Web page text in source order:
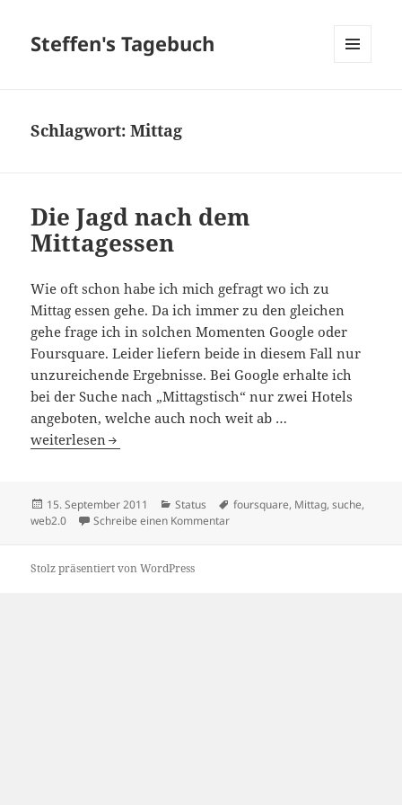
Steffen's Tagebuch
Schlagwort:Mittag
Die Jagd nach dem
Mittagessen
Wie oft schon habe ich mich gefragt wo ich zu
Mittag essen gehe. Da ich immer zu den gleichen
gehe frage ich in solchen Momenten Google oder
Foursquare. Leider liefern beide in diesem Fall nur
unzureichende Ergebnisse. Bei Google erhalte ich
bei der Suche nach „Mittagstisch“ nur zwei Hotels
angeboten, welche auch noch weit ab …
Die Jagd nach dem Mittagessen
weiterlesen
Veröffentlicht
am
15. September 2011 Kategorien
Status Schlagwörter
foursquare, Mittag,suche,
web2.0
Schreibe einen Kommentarzu Die Jagd nach dem Mittagessen
Stolz präsentiert von WordPress